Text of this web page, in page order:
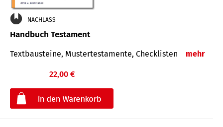
NACHLASS
Handbuch Testament
Textbausteine, Mustertestamente, Checklisten mehr
22,00 €